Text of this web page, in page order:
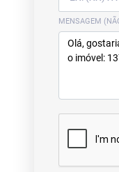
MENSAGEM